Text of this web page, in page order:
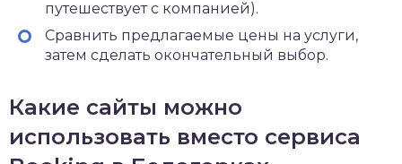
путешествует с компанией).
Сравнить предлагаемые цены на услуги,
затем сделать окончательный выбор.
Какие сайты можно
использовать вместо сервиса